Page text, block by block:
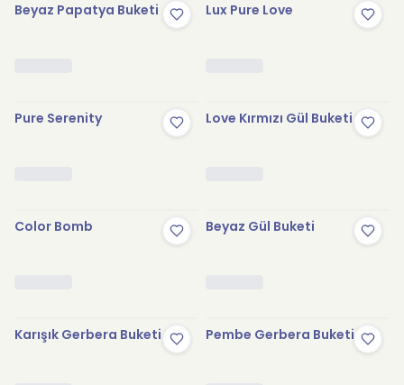
Beyaz Papatya Buketi Lux Pure Love
Pure Serenity Love Kırmızı Gül Buketi
Color Bomb Beyaz Gül Buketi
Karışık Gerbera Buketi Pembe Gerbera Buketi